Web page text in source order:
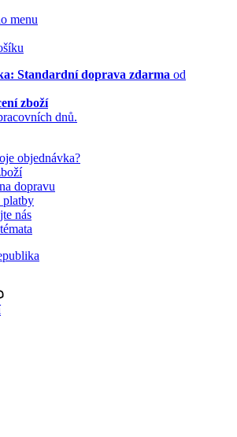
menu
Standardní doprava zdarma od
zboží
dnů.
objednávka?
dopravu
platby
nás